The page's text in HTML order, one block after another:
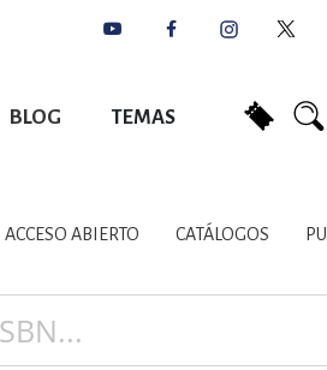
BLOG TEMAS
LITERARIOS
ACCESO ABIERTO CATÁLOGOS